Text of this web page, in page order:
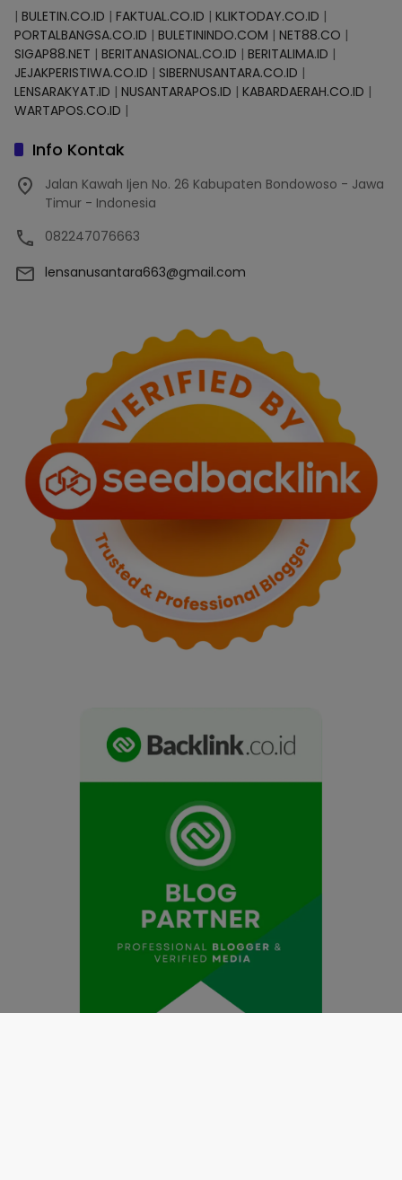
| BULETIN.CO.ID | FAKTUAL.CO.ID | KLIKTODAY.CO.ID |
PORTALBANGSA.CO.ID | BULETININDO.COM | NET88.CO |
SIGAP88.NET | BERITANASIONAL.CO.ID | BERITALIMA.ID |
JEJAKPERISTIWA.CO.ID | SIBERNUSANTARA.CO.ID |
LENSARAKYAT.ID | NUSANTARAPOS.ID | KABARDAERAH.CO.ID |
WARTAPOS.CO.ID |
Info Kontak
Jalan Kawah Ijen No. 26 Kabupaten Bondowoso - Jawa
Timur - Indonesia
082247076663
lensanusantara663@gmail.com